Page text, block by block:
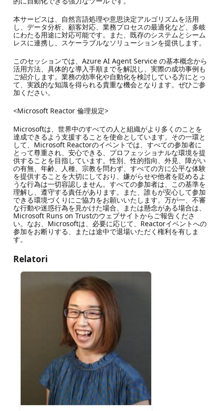
本サービスは、自然言語処理や意思決定アルゴリズムを活用
し、データ分析、顧客対応、業務プロセスの最適化など、多岐
にわたる用途に対応可能です。また、既存のシステムとシーム
レスに連携し、スケーラブルなソリューションを提供します。
このセッションでは、Azure AI Agent Service の基本概念から
活用方法、具体的な導入手順までを解説し、実際の成功事例も
ご紹介します。業務の効率化や自動化を検討している方にとっ
て、実践的な知識を得られる貴重な機会となります。ぜひご参
加ください。
<Microsoft Reactor 倫理規定>
Microsoftは、世界中のすべての人と組織がより多くのことを
達成できるよう支援することを使命としています。その一環と
して、Microsoft Reactorのイベントでは、すべての参加者に
とって尊重され、安心できる、プロフェッショナルな環境を提
供することを目指しています。性別、性的指向、外見、障がい
の有無、年齢、人種、宗教を問わず、すべての方に公平な体験
を提供することを大切にしており、嫌がらせや他者を貶めるよ
うな行為は一切容認しません。すべての参加者は、この基準を
理解し、遵守する責任があります。また、誰もが安心して参加
できる環境づくりにご協力をお願いいたします。万が一、不審
な行動や迷惑行為を見かけた場合、または懸念がある場合は、
Microsoft Runs on Trustのウェブサイトからご報告くださ
い。なお、Microsoftは、必要に応じて、Reactorイベントへの
参加をお断りする、または途中で退場いただく権利を有しま
す。
Relatori